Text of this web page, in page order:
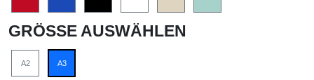
GRÖSSE AUSWÄHLEN
A2 A3